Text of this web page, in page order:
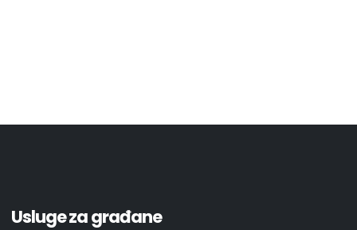
Usluge za građane